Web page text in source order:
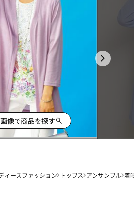
像で商品を探す
ィースファッション トップス アンサンブル 着